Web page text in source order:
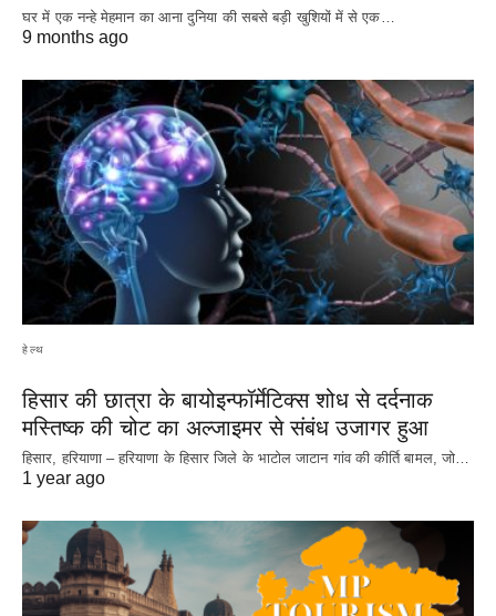
घर में एक नन्हे मेहमान का आना दुनिया की सबसे बड़ी खुशियों में से एक…
9 months ago
हेल्थ
हिसार की छात्रा के बायोइन्फॉर्मेटिक्स शोध से दर्दनाक
मस्तिष्क की चोट का अल्जाइमर से संबंध उजागर हुआ
हिसार, हरियाणा – हरियाणा के हिसार जिले के भाटोल जाटान गांव की कीर्ति बामल, जो…
1 year ago